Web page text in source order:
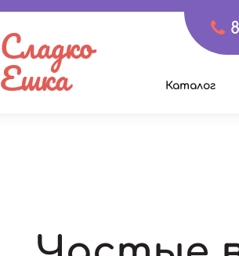
Сладко
Ешка Каталог